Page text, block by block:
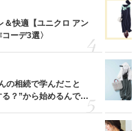
＆快適【ユニクロ アン
ーデ3選〉
の相続で学んだこと
る？”から始めるんで